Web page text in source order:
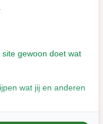
Hoff Timothee
site gewoon doet wat
wat jij en anderen
informatie en